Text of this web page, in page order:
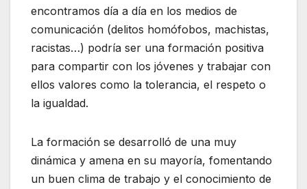
encontramos día a día en los medios de
comunicación (delitos homófobos, machistas,
racistas…) podría ser una formación positiva
para compartir con los jóvenes y trabajar con
ellos valores como la tolerancia, el respeto o
la igualdad.
La formación se desarrolló de una muy
dinámica y amena en su mayoría, fomentando
un buen clima de trabajo y el conocimiento de